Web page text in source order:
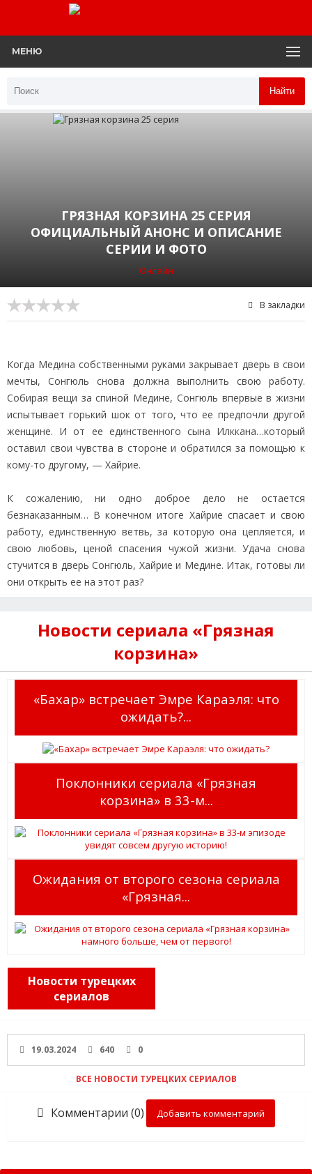
МЕНЮ
Найти
ГРЯЗНАЯ КОРЗИНА 25 СЕРИЯ
ОФИЦИАЛЬНЫЙ АНОНС И ОПИСАНИЕ
СЕРИИ И ФОТО
Онлайн
В закладки
Когда Медина собственными руками закрывает дверь в свои
мечты, Сонгюль снова должна выполнить свою работу.
Собирая вещи за спиной Медине, Сонгюль впервые в жизни
испытывает горький шок от того, что ее предпочли другой
женщине. И от ее единственного сына Илккана…который
оставил свои чувства в стороне и обратился за помощью к
кому-то другому, — Хайрие.
К сожалению, ни одно доброе дело не остается
безнаказанным… В конечном итоге Хайрие спасает и свою
работу, единственную ветвь, за которую она цепляется, и
свою любовь, ценой спасения чужой жизни. Удача снова
стучится в дверь Сонгюль, Хайрие и Медине. Итак, готовы ли
они открыть ее на этот раз?
Новости сериала «Грязная
корзина»
«Бахар» встречает Эмре Караэля: что
ожидать?...
Поклонники сериала «Грязная
корзина» в 33-м...
Ожидания от второго сезона сериала
«Грязная...
Новости турецких
сериалов
19.03.2024 640 0
ВСЕ НОВОСТИ ТУРЕЦКИХ СЕРИАЛОВ
Комментарии (0) Добавить комментарий